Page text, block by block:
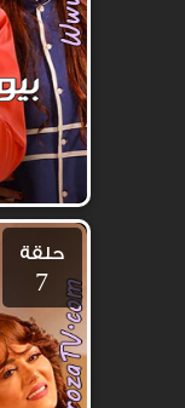
حلقة
7